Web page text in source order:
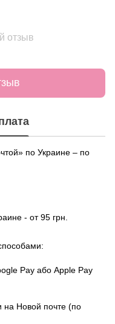
отзыв
по Украине – по
- от 95 грн.
Pay або Apple Pay
на Новой почте (по